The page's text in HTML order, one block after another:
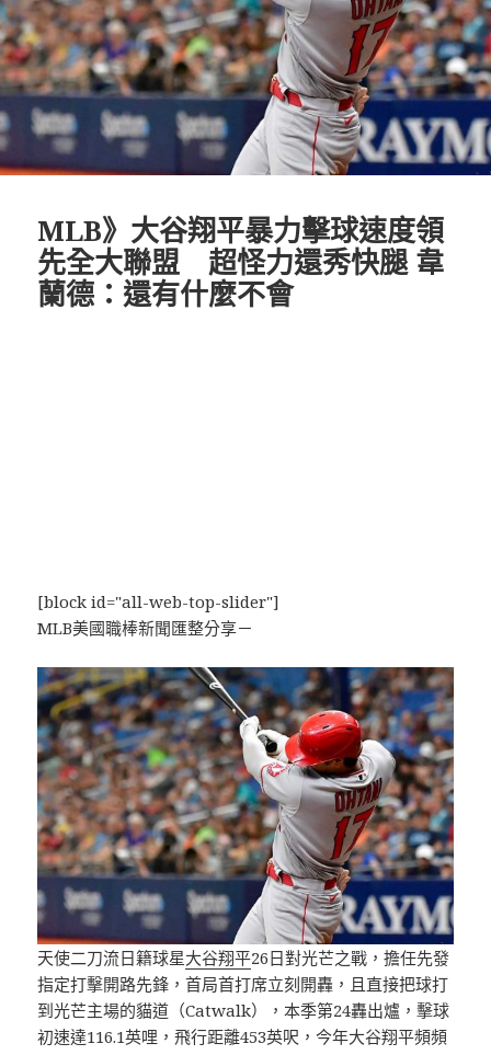
MLB》大谷翔平暴力擊球速度領
先全大聯盟 超怪力還秀快腿 韋
蘭德：還有什麼不會
[block id="all-web-top-slider"]
MLB美國職棒新聞匯整分享－
天使二刀流日籍球星大谷翔平26日對光芒之戰，擔任先發
指定打擊開路先鋒，首局首打席立刻開轟，且直接把球打
到光芒主場的貓道（Catwalk），本季第24轟出爐，擊球
初速達116.1英哩，飛行距離453英呎，今年大谷翔平頻頻